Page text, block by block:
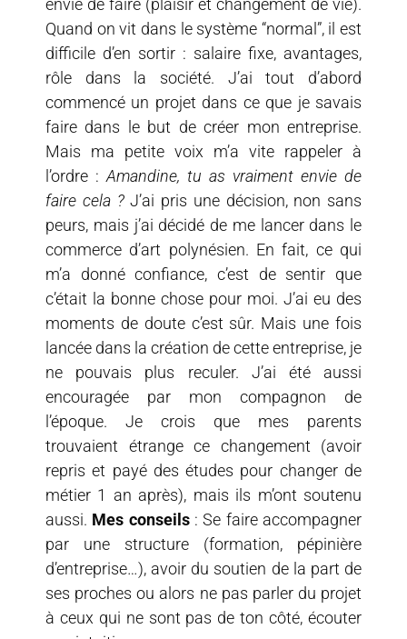
Quand on vit dans le système “normal”, il est
difficile d’en sortir : salaire fixe, avantages,
rôle dans la société. J’ai tout d’abord
commencé un projet dans ce que je savais
faire dans le but de créer mon entreprise.
Mais ma petite voix m’a vite rappeler à
l’ordre : Amandine, tu as vraiment envie de
faire cela ?J’ai pris une décision, non sans
peurs, mais j’ai décidé de me lancer dans le
commerce d’art polynésien. En fait, ce qui
m’a donné confiance, c’est de sentir que
c’était la bonne chose pour moi. J’ai eu des
moments de doute c’est sûr. Mais une fois
lancée dans la création de cette entreprise, je
ne pouvais plus reculer. J’ai été aussi
encouragée par mon compagnon de
l’époque. Je crois que mes parents
trouvaient étrange ce changement (avoir
repris et payé des études pour changer de
métier 1 an après), mais ils m’ont soutenu
aussi. Mes conseils : Se faire accompagner
par une structure (formation, pépinière
d’entreprise…), avoir du soutien de la part de
ses proches ou alors ne pas parler du projet
à ceux qui ne sont pas de ton côté, écouter